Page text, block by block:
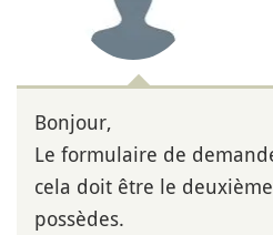
Bonjour,
Le formulaire de
cela doit être le
possèdes.